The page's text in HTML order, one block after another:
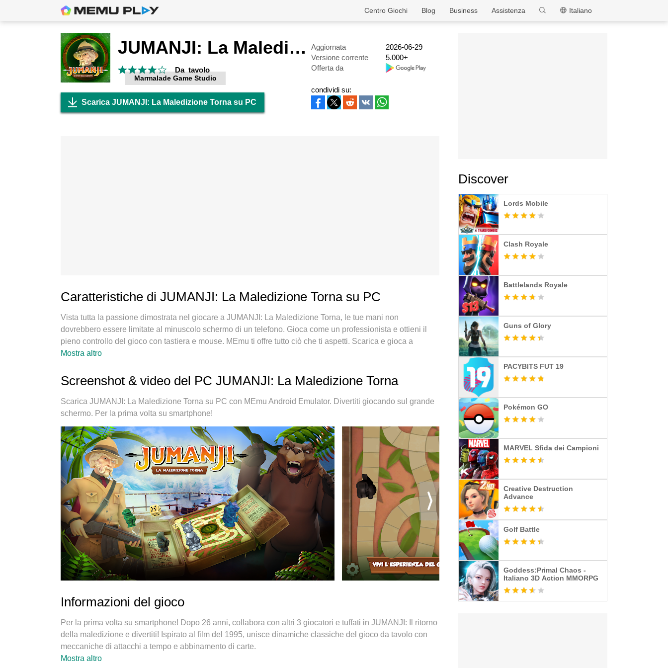
MEmu
Italiano
Assistenza
Business
Blog
Centro Giochi
JUMANJI: La Maledizione Torna
Da tavolo
Marmalade Game Studio
Aggiornata
2026-06-29
Versione corrente
5.000+
Offerta da
Scarica JUMANJI: La Maledizione Torna su PC
condividi su:
Caratteristiche di JUMANJI: La Maledizione Torna su PC
Vista tutta la passione dimostrata nel giocare a JUMANJI: La Maledizione Torna, le tue mani non
dovrebbero essere limitate al minuscolo schermo di un telefono. Gioca come un professionista e ottieni il
pieno controllo del gioco con tastiera e mouse. MEmu ti offre tutto ciò che ti aspetti. Scarica e gioca a
JUMANJI: La Maledizione Torna su PC. Gioca quanto vuoi, niente più limitazioni di batteria, dati mobili e
Torna su PC. Realizzato sulla base della nostra esperienza, lo squisito sistema di mappatura dei tasti
multi-instanza che permette di giocare con 2 o più account sullo stesso dispositivo. E la cosa più importante,
il nostro esclusivo motore di emulazione può liberare tutto il potenziale del tuo PC, rendendo tutto fluido.
Mostra altro
Screenshot & video del PC JUMANJI: La Maledizione Torna
Scarica JUMANJI: La Maledizione Torna su PC con MEmu Android Emulator. Divertiti giocando sul grande
schermo. Per la prima volta su smartphone!
Informazioni del gioco
Per la prima volta su smartphone! Dopo 26 anni, collabora con altri 3 giocatori e tuffati in JUMANJI: Il ritorno
della maledizione e divertiti! Ispirato al film del 1995, unisce dinamiche classiche del gioco da tavolo con
meccaniche di attacchi a tempo e abbinamento di carte.
INFORMAZIONI
Mostra altro
Discover
Lords Mobile
Clash Royale
Battlelands Royale
Guns of Glory
PACYBITS FUT 19
Pokémon GO
MARVEL Sfida dei Campioni
Creative Destruction
Advance
Golf Battle
Goddess:Primal Chaos -
Italiano 3D Action MMORPG